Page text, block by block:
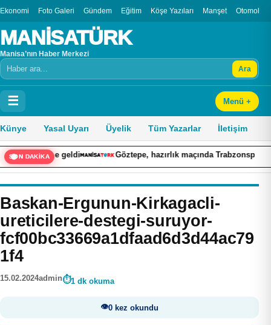
Ekonomi Foto Galeri Gündem Eğitim Köşe Yazıları Manşet Otomobil
MANİSATÜRK
Manisa’nın Haber Merkezi
Arama Ara
☰ Menü +
Künye Yasal Uyarı Üyelik Tüm Yazarlar İletişim
SON DAKİKA
geldi Göztepe, hazırlık maçında Trabzonspor’u mağlup etti
Baskan-Ergunun-Kirkagacli-
ureticilere-destegi-suruyor-
fcf00bc33669a1dfaad6d3d44ac79
1f4
15.02.2024admin 1 dk okuma
0 kez okundu